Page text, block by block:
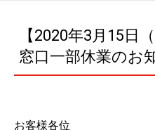
【2020年3月15日
窓口一部休業のお
お客様各位